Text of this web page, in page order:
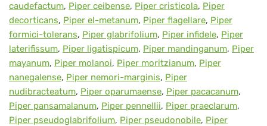
caudefactum, Piper ceibense, Piper cristicola, Piper
decorticans, Piper el-metanum, Piper flagellare, Piper
formici-tolerans, Piper glabrifolium, Piper infidele, Piper
laterifissum, Piper ligatispicum, Piper mandinganum, Piper
mayanum, Piper molanoi, Piper moritzianum, Piper
nanegalense, Piper nemori-marginis, Piper
nudibracteatum, Piper oparumaense, Piper pacacanum,
Piper pansamalanum, Piper pennellii, Piper praeclarum,
Piper pseudoglabrifolium, Piper pseudonobile, Piper